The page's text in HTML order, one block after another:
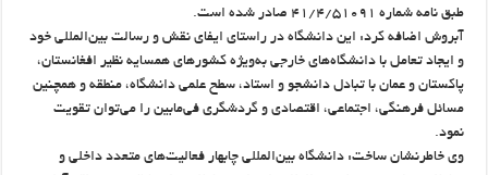
طبق نامه شماره ۴۱/۴/۵۱۰۹۱ صادر شده است.
آبروش اضافه کرد: این دانشگاه در راستای ایفای نقش و رسالت بین‌المللی خود
و ایجاد تعامل با دانشگاه‌های خارجی به‌ویژه کشورهای همسایه نظیر افغانستان،
پاکستان و عمان با تبادل دانشجو و استاد، سطح علمی دانشگاه، منطقه و همچنین
مسائل فرهنگی، اجتماعی، اقتصادی و گردشگری فی‌مابین را می‌توان تقویت
نمود.
وی خاطرنشان ساخت: دانشگاه بین‌المللی چابهار فعالیت‌های متعدد داخلی و